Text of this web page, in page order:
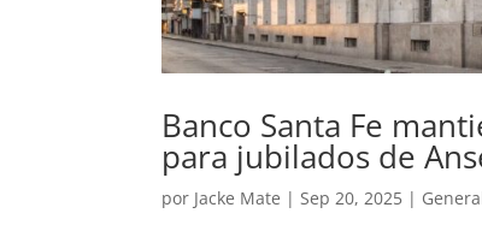
Banco Santa Fe
para jubilados de
por Jacke Mate | Sep 20, 2025 |